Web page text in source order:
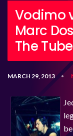
Vodimo
Marc
The Tube
MARCH 29, 2013 •